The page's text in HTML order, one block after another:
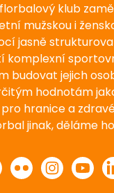
klub
mužskou i
jasně
komplexní
budovat jejich
hodnotám
hranice a
jinak, děláme
Flickr Instagram